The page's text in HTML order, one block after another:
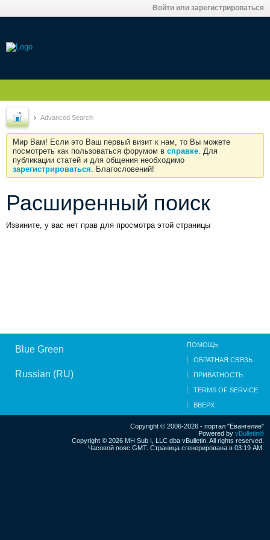
Войти или зарегистрироваться
Advanced Search
Мир Вам! Если это Ваш первый визит к нам, то Вы можете
посмотреть как пользоваться форумом в справке. Для
публикации статей и для общения необходимо
зарегистрироваться. Благословений!
Расширенный поиск
Извините, у вас нет прав для просмотра этой страницы
Blue Green
Russian (RU)
ПОМОЩЬ
ОБРАТНАЯ СВЯЗЬ
ПРИВАТНОСТЬ
TERMS OF SERVICE
ВВЕРХ
Copyright © 2006-2026 - портал "Евангелие"
Powered by vBulletin®
Copyright © 2026 MH Sub I, LLC dba vBulletin. All rights reserved.
Часовой пояс GMT. Страница сгенерирована в 03:19 AM.